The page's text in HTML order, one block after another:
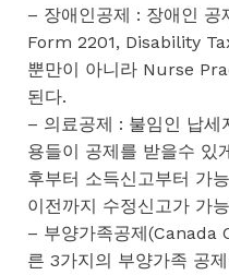
– 장애인공제 : 장애인 공
Form 2201, Disability
뿐만이 아니라 Nurse
된다.
– 의료공제 : 불임인 납세
용들이 공제를 받을수 있
후부터 소득신고부터 가
이전까지 수정신고가 가
– 부양가족공제(Canada
른 3가지의 부양가족 공